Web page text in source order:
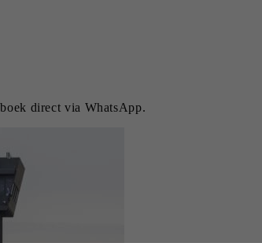
direct via WhatsApp.